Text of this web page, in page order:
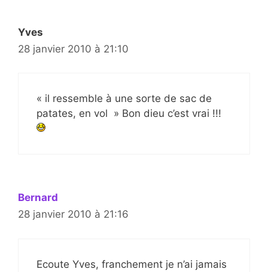
Yves
28 janvier 2010 à 21:10
« il ressemble à une sorte de sac de
patates, en vol » Bon dieu c’est vrai !!!
Bernard
28 janvier 2010 à 21:16
Ecoute Yves, franchement je n’ai jamais